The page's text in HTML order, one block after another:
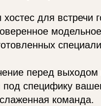
для встречи
перед
под специфику
команда.